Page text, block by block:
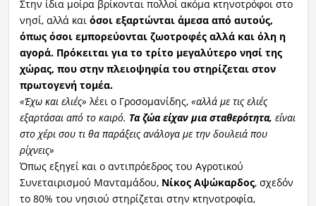
Στην ίδια μοίρα βρίκονται πολλοί ακόμα κτηνοτρόφοι στο
νησί, αλλά καιόσοι εξαρτώνται άμεσα από αυτούς,
όπως όσοι εμπορεύονται ζωοτροφές αλλά και όλη η
αγορά. Πρόκειται για το τρίτο μεγαλύτερο νησί της
χώρας, που στην πλειοψηφία του στηρίζεται στον
πρωτογενή τομέα.
«Έχω και ελιές» λέει ο Γροσομανίδης, «αλλά με τις ελιές
εξαρτάσαι από το καιρό. Τα ζώα είχαν μια σταθερότητα, είναι
στο χέρι σου τι θα παράξεις ανάλογα με την δουλειά που
ρίχνεις»
Όπως εξηγεί και ο αντιπρόεδρος του Αγροτικού
Συνεταιρισμού Μανταμάδου,Νίκος Αψώκαρδος, σχεδόν
το 80% του νησιού στηρίζεται στην κτηνοτροφία,